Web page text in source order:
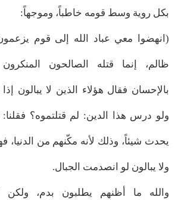
بكل روية وسط قومه خاطباً، وموجهاً:
(انهضوا معي عباد الله إلى قوم
ظالم، إنما قتله الصالحون المنكرون
بالإحسان فقال هؤلاء الذين لا يبالون
ولو درس هذا الدين: لم قتلتموه؟ فقلنا:
يحدث شيئاً، وذلك لأنه مكّنهم من الدنيا،
ولا يبالون لو انصدمت الجبال.
والله ما أظنهم يطلبون بدم، ولكن